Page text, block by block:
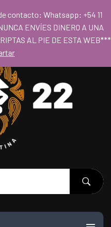
a 18hs
contacto: Whatsapp: +54 11
ENVÍES DINERO A UNA
AL PIE DE ESTA WEB***